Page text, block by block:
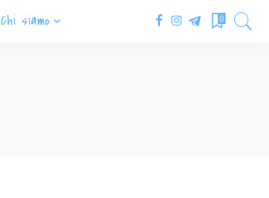
Chi siamo 0